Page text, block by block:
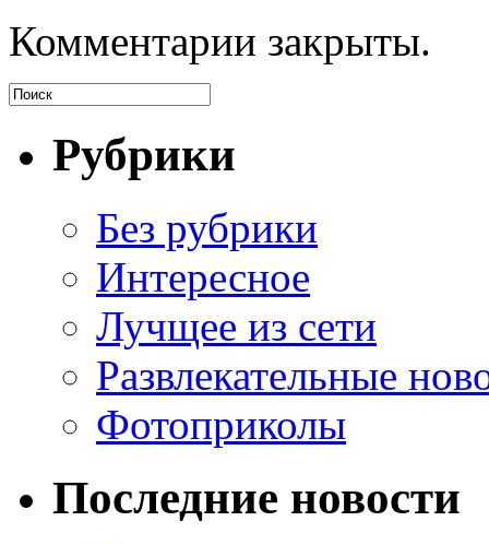
Комментарии закрыты.
Рубрики
Без рубрики
Интересное
Лучщее из сети
Развлекательные
Фотоприколы
Последние новости